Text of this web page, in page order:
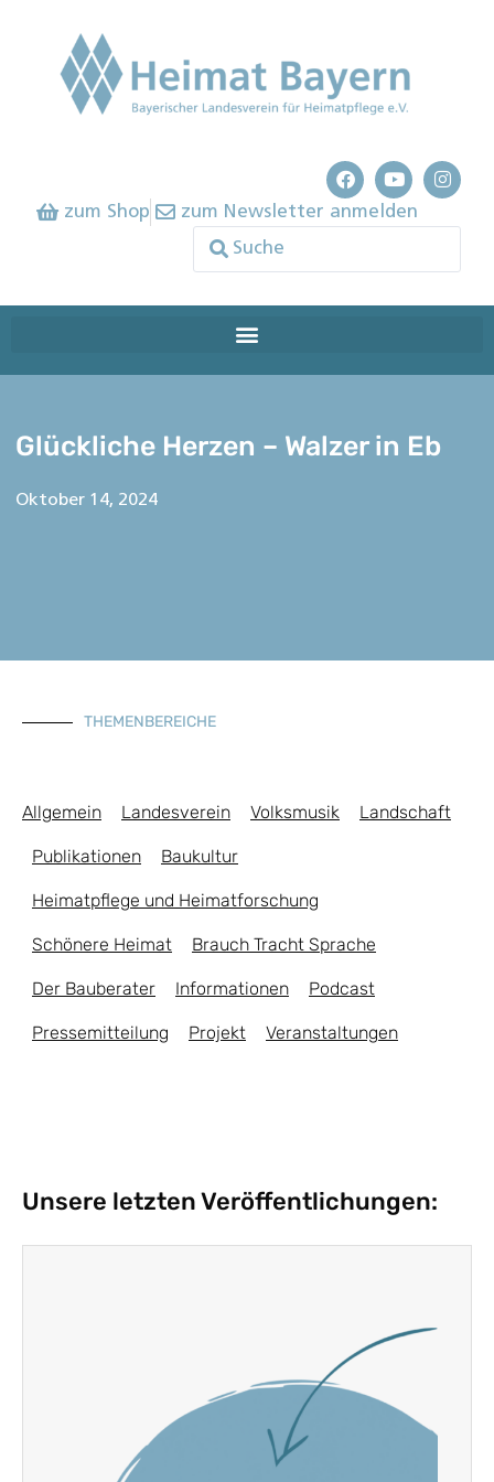
zum Shop zum Newsletter anmelden
Glückliche Herzen – Walzer in Eb
Oktober 14, 2024
THEMENBEREICHE
Allgemein Landesverein Volksmusik Landschaft
Publikationen Baukultur
Heimatpflege und Heimatforschung
Schönere Heimat Brauch Tracht Sprache
Der Bauberater Informationen Podcast
Pressemitteilung Projekt Veranstaltungen
Unsere letzten Veröffentlichungen: